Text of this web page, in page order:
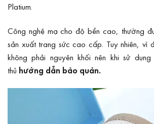
Platium.
Công nghệ mạ cho độ bền cao, thường
sản xuất trang sức cao cấp. Tuy nhiên, vì
không phải nguyên khối nên khi sử
thủ hướng dẫn bảo quản.